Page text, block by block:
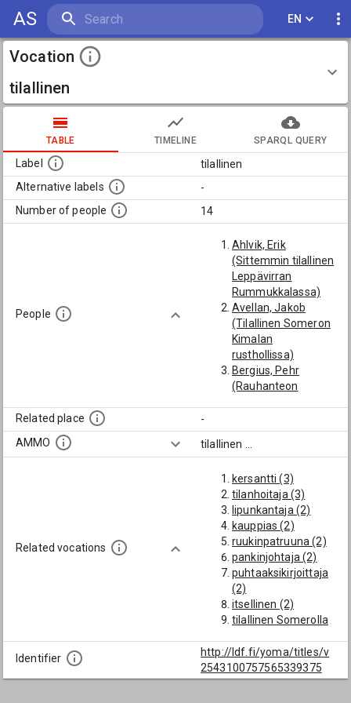
AS EN
Vocation
tilallinen
TABLE TIMELINE SPARQL QUERY
Label
tilallinen
Alternative labels
-
Number of people
14
People
Ahlvik, Erik
(Sittemmin tilallinen
Leppävirran
Rummukkalassa)
Avellan, Jakob
(Tilallinen Someron
Kimalan
rusthollissa)
Bergius, Pehr
(Rauhanteon
Valkkisen kylässä,
tilanhoitaja
Lastusten
kartanossa 1823-32
ja lopulta itsellinen
Vesilahdella)
Candolin, Efraim
(Tilallinen Someron
Harjun tilalla)
Forshäll, Matias
(Vuodesta 1802
tilallinen
pitäjässä)
Garvolius, Erik
Related place
-
AMMO
tilallinen
Related vocations
kersantti (3)
tilanhoitaja (3)
lipunkantaja (2)
kauppias (2)
ruukinpatruuna (2)
pankinjohtaja (2)
puhtaaksikirjoittaja
(2)
itsellinen (2)
tilallinen Somerolla
oululainen tilallinen
(1)
Turun hovioikeuden
Identifier
http://ldf.fi/yoma/titles/v
2543100757565339375